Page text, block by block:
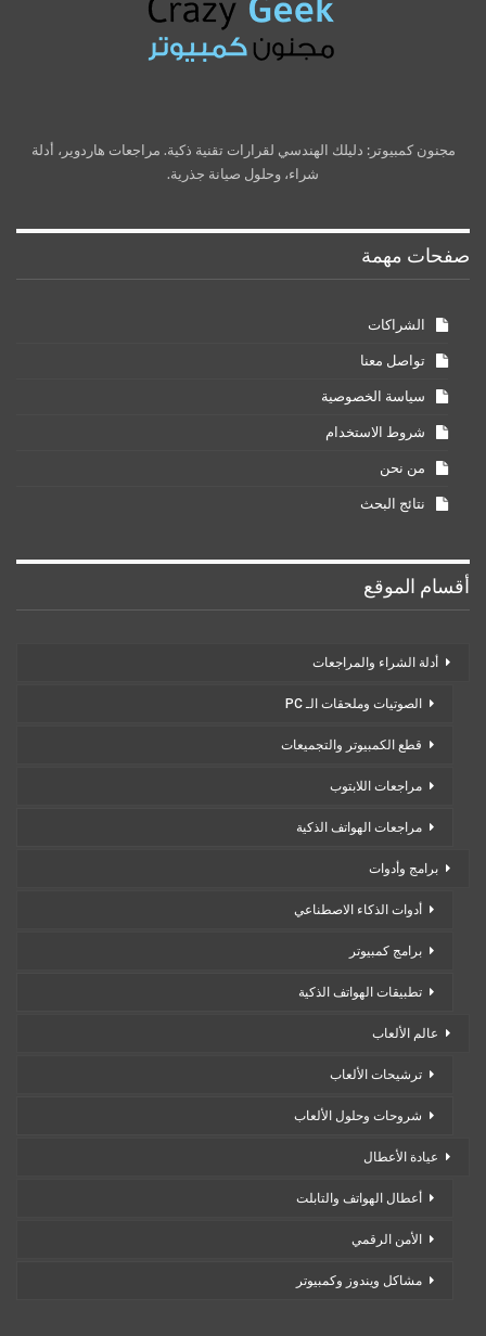
مجنون كمبيوتر: دليلك الهندسي لقرارات تقنية ذكية. مراجعات هاردوير، أدلة
شراء، وحلول صيانة جذرية.
صفحات مهمة
الشراكات
تواصل معنا
سياسة الخصوصية
شروط الاستخدام
من نحن
نتائج البحث
أقسام الموقع
أدلة الشراء والمراجعات
الصوتيات وملحقات الـ PC
قطع الكمبيوتر والتجميعات
مراجعات اللابتوب
مراجعات الهواتف الذكية
برامج وأدوات
أدوات الذكاء الاصطناعي
برامج كمبيوتر
تطبيقات الهواتف الذكية
عالم الألعاب
ترشيحات الألعاب
شروحات وحلول الألعاب
عيادة الأعطال
أعطال الهواتف والتابلت
الأمن الرقمي
مشاكل ويندوز وكمبيوتر